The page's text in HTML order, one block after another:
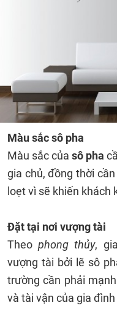
Màu sắc sô pha
Màu sắc của sô pha
gia chủ, đồng thời
loẹt vì sẽ khiến khách
Đặt tại nơi vượng tài
Theophong thủy,
vượng tài bởi lẽ sô
trường cần phải
và tài vận của gia